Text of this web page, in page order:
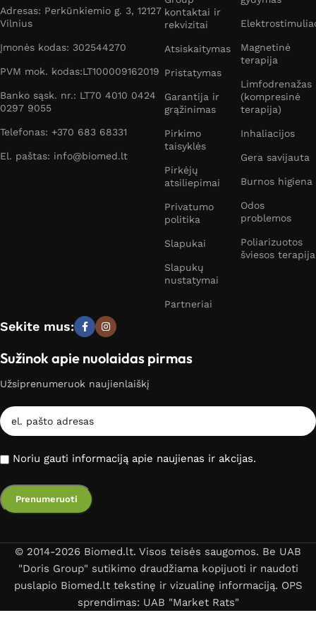
Adresas: Perkūnkiemio g. 3, 12127
Vilnius
Įmonės kodas: 302544270
PVM mok. kodas:LT100009162019
Banko sąsk. nr.: LT70 4010 0424
0297 9055
Telefonas: +370 683 68331
El. paštas: info@biomed.lt
kontaktai ir
rekvizitai
Atsiskaitymas
Pristatymas
Garantija ir
grąžinimas
Pirkimo
taisyklės
Pirkėjų
atsiliepimai
Privatumo
politika
Slapukai
Slapukų
nustatymai
Partneriai
Magnetinė
terapija
Limfodrenažas
(kompresinė
terapija)
Inhaliacijos
Gera savijauta
Burnos higiena
Odos
problemos
Poliarizuotos
šviesos terapija
Sekite mus:
Sužinok apie nuolaidas pirmas
Užsiprenumeruok naujienlaiškį
Noriu gauti informaciją apie naujienas ir akcijas.
© 2014-2026 Biomed.lt. Visos teisės saugomos. Be UAB
"Doris Group" sutikimo draudžiama kopijuoti ir naudoti
puslapio Biomed.lt tekstinę ir vizualinę informaciją. OPS
sprendimas: UAB "Market Rats"